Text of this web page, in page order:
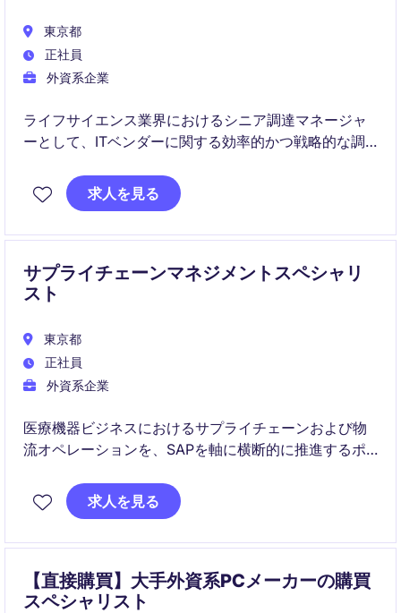
東京都
正社員
外資系企業
ライフサイエンス業界におけるシニア調達マネージャ
ーとして、ITベンダーに関する効率的かつ戦略的な調
ン全体を統括し、ビジネス目標の達成に貢献していた
だく重要なポジションです。
求人を見る
サプライチェーンマネジメントスペシャリ
スト
東京都
正社員
外資系企業
医療機器ビジネスにおけるサプライチェーンおよび物
流オペレーションを、SAPを軸に横断的に推進するポ
業務の架け橋として活躍いただきます。
求人を見る
【直接購買】大手外資系PCメーカーの購買
スペシャリスト